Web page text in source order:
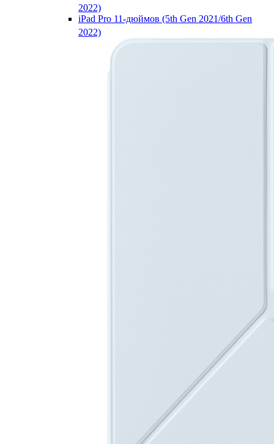
2022)
iPad Pro 11-дюймов (5th Gen 2021/6th Gen
2022)